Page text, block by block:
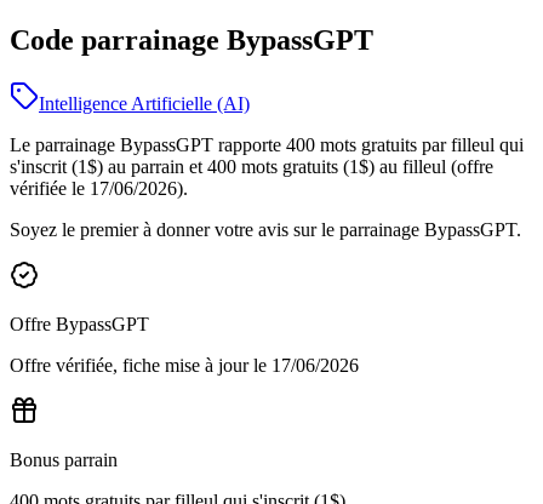
Code parrainage BypassGPT
Intelligence Artificielle (AI)
Le parrainage BypassGPT rapporte 400 mots gratuits par filleul qui
s'inscrit (1$) au parrain et 400 mots gratuits (1$) au filleul (offre
vérifiée le 17/06/2026).
Soyez le premier à donner votre avis sur le parrainage BypassGPT.
Offre BypassGPT
Offre vérifiée, fiche mise à jour le 17/06/2026
Bonus parrain